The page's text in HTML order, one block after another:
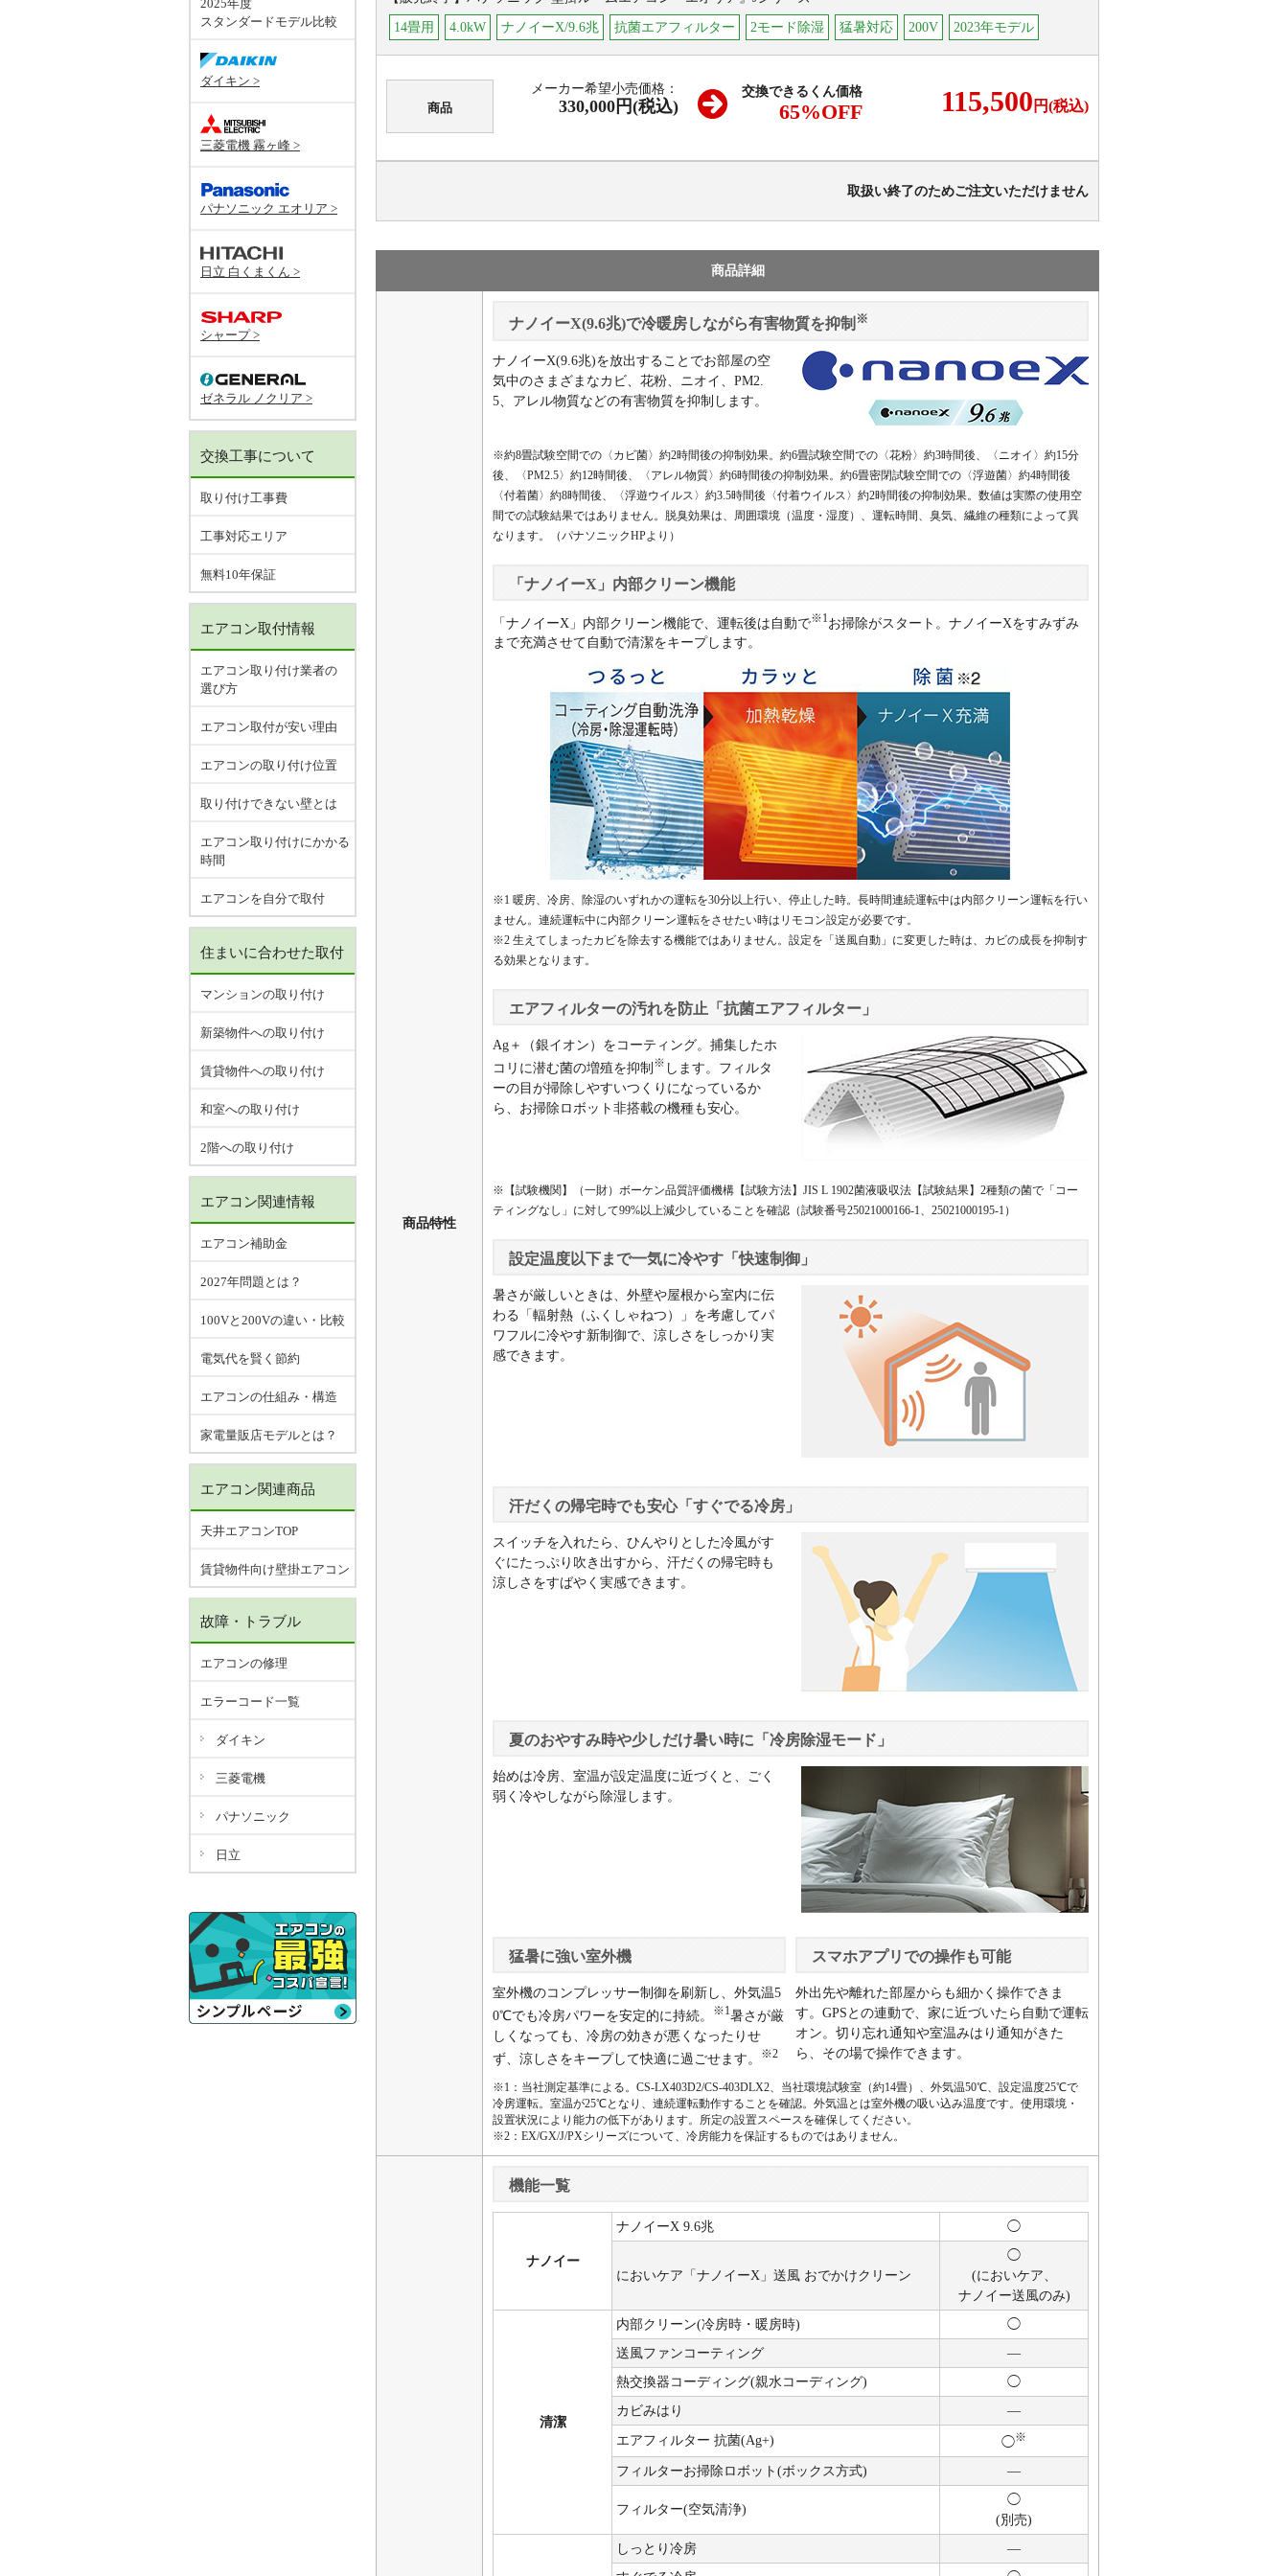
14畳用 4.0kW ナノイーX/9.6兆 抗菌エアフィルター 2モード除湿 猛暑対応 200V 2023年モデル
商品
メーカー希望小売価格：
330,000円(税込)
交換できるくん価格
65%OFF 115,500 円(税込)
取扱い終了のためご注文いただけません
商品詳細
商品特性
ナノイーX(9.6兆)で冷暖房しながら有害物質を抑制 ※
ナノイーX(9.6兆)を放出することでお部屋の空
気中のさまざまなカビ、花粉、ニオイ、PM2.
5、アレル物質などの有害物質を抑制します。
※約8畳試験空間での〈カビ菌〉約2時間後の抑制効果。約6畳試験空間での〈花粉〉約3時間後、〈ニオイ〉約15分
後、〈PM2.5〉約12時間後、〈アレル物質〉約6時間後の抑制効果。約6畳密閉試験空間での〈浮遊菌〉約4時間後
〈付着菌〉約8時間後、〈浮遊ウイルス〉約3.5時間後〈付着ウイルス〉約2時間後の抑制効果。数値は実際の使用空
間での試験結果ではありません。脱臭効果は、周囲環境（温度・湿度）、運転時間、臭気、繊維の種類によって異
なります。（パナソニックHPより）
「ナノイーX」内部クリーン機能
「ナノイーX」内部クリーン機能で、運転後は自動で※1お掃除がスタート。ナノイーXをすみずみ
まで充満させて自動で清潔をキープします。
※1 暖房、冷房、除湿のいずれかの運転を30分以上行い、停止した時。長時間連続運転中は内部クリーン運転を行い
ません。連続運転中に内部クリーン運転をさせたい時はリモコン設定が必要です。
※2 生えてしまったカビを除去する機能ではありません。設定を「送風自動」に変更した時は、カビの成長を抑制す
る効果となります。
エアフィルターの汚れを防止「抗菌エアフィルター」
Ag＋（銀イオン）をコーティング。捕集したホ
コリに潜む菌の増殖を抑制 ※ します。フィルタ
ーの目が掃除しやすいつくりになっているか
ら、お掃除ロボット非搭載の機種も安心。
※【試験機関】（一財）ボーケン品質評価機構【試験方法】JIS L 1902菌液吸収法【試験結果】2種類の菌で「コー
ティングなし」に対して99%以上減少していることを確認（試験番号25021000166-1、25021000195-1）
設定温度以下まで一気に冷やす「快速制御」
暑さが厳しいときは、外壁や屋根から室内に伝
わる「輻射熱（ふくしゃねつ）」を考慮してパ
ワフルに冷やす新制御で、涼しさをしっかり実
感できます。
汗だくの帰宅時でも安心「すぐでる冷房」
スイッチを入れたら、ひんやりとした冷風がす
ぐにたっぷり吹き出すから、汗だくの帰宅時も
涼しさをすばやく実感できます。
夏のおやすみ時や少しだけ暑い時に「冷房除湿モード」
始めは冷房、室温が設定温度に近づくと、ごく
弱く冷やしながら除湿します。
猛暑に強い室外機
室外機のコンプレッサー制御を刷新し、外気温5
0℃でも冷房パワーを安定的に持続。
※1暑さが厳
しくなっても、冷房の効きが悪くなったりせ
ず、涼しさをキープして快適に過ごせます。
※2
スマホアプリでの操作も可能
外出先や離れた部屋からも細かく操作できま
す。GPSとの連動で、家に近づいたら自動で運転
オン。切り忘れ通知や室温みはり通知がきた
ら、その場で操作できます。
※1：当社測定基準による。CS-LX403D2/CS-403DLX2、当社環境試験室（約14畳）、外気温50℃、設定温度25℃で
冷房運転。室温が25℃となり、連続運転動作することを確認。外気温とは室外機の吸い込み温度です。使用環境・
設置状況により能力の低下があります。所定の設置スペースを確保してください。
※2：EX/GX/J/PXシリーズについて、冷房能力を保証するものではありません。
機能一覧
ナノイー
ナノイーX 9.6兆 ◯
においケア「ナノイーX」送風 おでかけクリーン
◯
(においケア、
ナノイー送風のみ)
清潔
内部クリーン(冷房時・暖房時)
◯
送風ファンコーティング
―
熱交換器コーディング(親水コーディング)
◯
カビみはり
―
エアフィルター 抗菌(Ag+) ◯※
フィルターお掃除ロボット(ボックス方式) ―
フィルター(空気清浄)
◯
(別売)
しっとり冷房
―
2025年度
スタンダードモデル比較
ダイキン >
三菱電機 霧ヶ峰 >
パナソニック エオリア >
日立 白くまくん >
シャープ >
ゼネラル ノクリア >
交換工事について
取り付け工事費
工事対応エリア
無料10年保証
エアコン取付情報
エアコン取り付け業者の
選び方
エアコン取付が安い理由
エアコンの取り付け位置
取り付けできない壁とは
エアコン取り付けにかかる
時間
エアコンを自分で取付
住まいに合わせた取付
マンションの取り付け
新築物件への取り付け
賃貸物件への取り付け
和室への取り付け
2階への取り付け
エアコン関連情報
エアコン補助金
2027年問題とは？
100Vと200Vの違い・比較
電気代を賢く節約
エアコンの仕組み・構造
家電量販店モデルとは？
エアコン関連商品
天井エアコンTOP
賃貸物件向け壁掛エアコン
故障・トラブル
エアコンの修理
エラーコード一覧
ダイキン
三菱電機
パナソニック
日立